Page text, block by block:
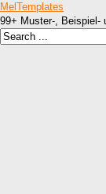
MelTemplates
99+ Muster-, Beispiel-